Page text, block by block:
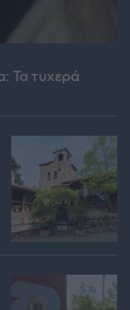
Τα τυχερά